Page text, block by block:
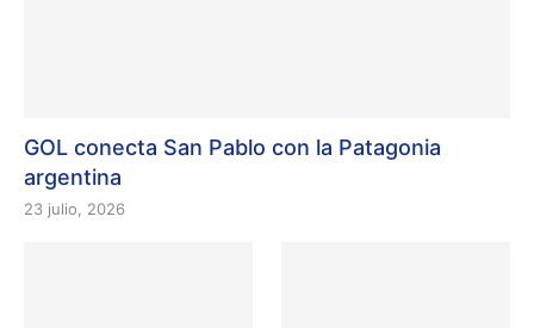
GOL conecta San Pablo con la Patagonia
argentina
23 julio, 2026